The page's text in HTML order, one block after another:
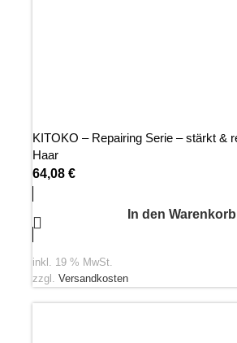
KITOKO – Repairing Serie – stärkt &
Haar
64,08 €
In den Warenkorb
inkl. 19 % MwSt.
zzgl. Versandkosten